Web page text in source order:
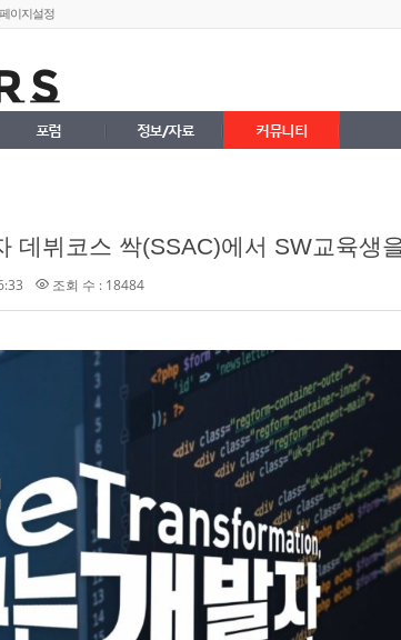
이지설정
포럼 정보/자료 커뮤니티
뷔코스 싹(SSAC)에서 SW교육생을 모
조회 수 : 18484